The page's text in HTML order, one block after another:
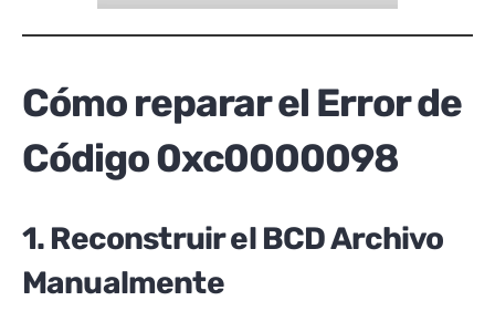
Cómo reparar el Error de
Código 0xc0000098
1. Reconstruir el BCD Archivo
Manualmente